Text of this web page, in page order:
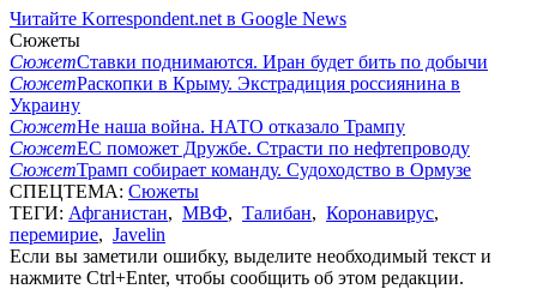
Читайте Korrespondent.net в Google News
Сюжеты
СюжетСтавки поднимаются. Иран будет бить по добычи
СюжетРаскопки в Крыму. Экстрадиция россиянина в
Украину
СюжетНе наша война. НАТО отказало Трампу
СюжетЕС поможет Дружбе. Страсти по нефтепроводу
СюжетТрамп собирает команду. Судоходство в Ормузе
СПЕЦТЕМА: Сюжеты
ТЕГИ: Афганистан, МВФ, Талибан, Коронавирус,
перемирие, Javelin
Если вы заметили ошибку, выделите необходимый текст и
нажмите Ctrl+Enter, чтобы сообщить об этом редакции.